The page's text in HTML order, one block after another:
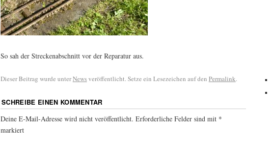
So sah der Streckenabschnitt vor der Reparatur aus.
Dieser Beitrag wurde unterNewsveröffentlicht. Setze ein Lesezeichen auf den Permalink.
SCHREIBE EINEN KOMMENTAR
Deine E-Mail-Adresse wird nicht veröffentlicht. Erforderliche Felder sind mit *
markiert